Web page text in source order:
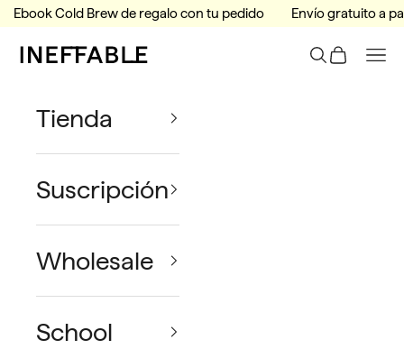
Ir al contenido
Ebook Cold Brew de regalo con tu pedido Envío gratuito a
Ineffable Coffee BuscarTu Carrito
Tienda
Suscripción
Wholesale
School